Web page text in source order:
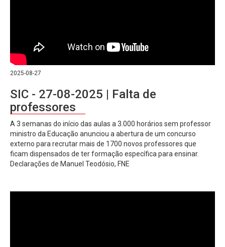
2025-08-27
SIC - 27-08-2025 | Falta de
professores
A 3 semanas do início das aulas a 3.000 horários sem professor
ministro da Educação anunciou a abertura de um concurso
externo para recrutar mais de 1700 novos professores que
ficam dispensados de ter formação específica para ensinar.
Declarações de Manuel Teodósio, FNE